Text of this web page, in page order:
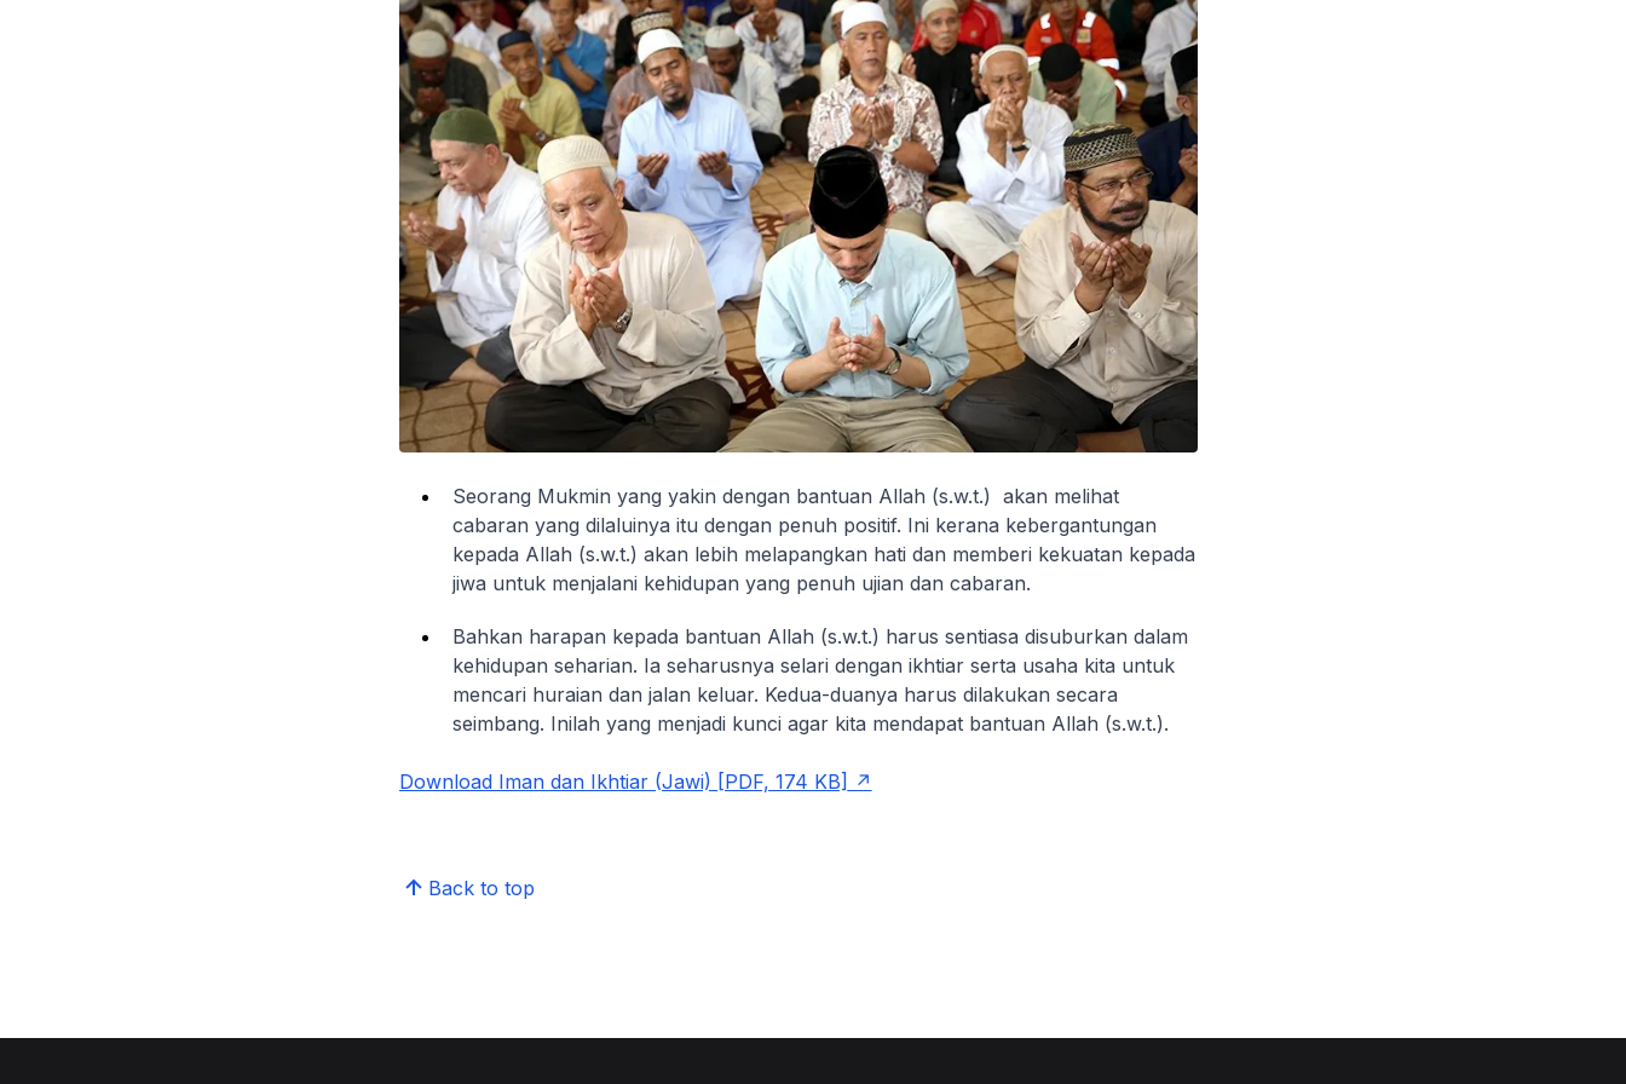
Seorang Mukmin yang yakin dengan bantuan Allah (s.w.t.) akan melihat
cabaran yang dilaluinya itu dengan penuh positif. Ini kerana kebergantungan
kepada Allah (s.w.t.) akan lebih melapangkan hati dan memberi kekuatan kepada
jiwa untuk menjalani kehidupan yang penuh ujian dan cabaran.
Bahkan harapan kepada bantuan Allah (s.w.t.) harus sentiasa disuburkan dalam
kehidupan seharian. Ia seharusnya selari dengan ikhtiar serta usaha kita untuk
mencari huraian dan jalan keluar. Kedua-duanya harus dilakukan secara
seimbang. Inilah yang menjadi kunci agar kita mendapat bantuan Allah (s.w.t.).
Download Iman dan Ikhtiar (Jawi) [PDF, 174 KB]
Back to top